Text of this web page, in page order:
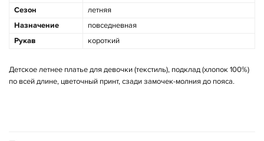
Сезон
летняя
Назначение
повседневная
Рукав
короткий
Детское летнее платье для девочки (текстиль), подклад (хлопок 100%)
по всей длине, цветочный принт, сзади замочек-молния до пояса.